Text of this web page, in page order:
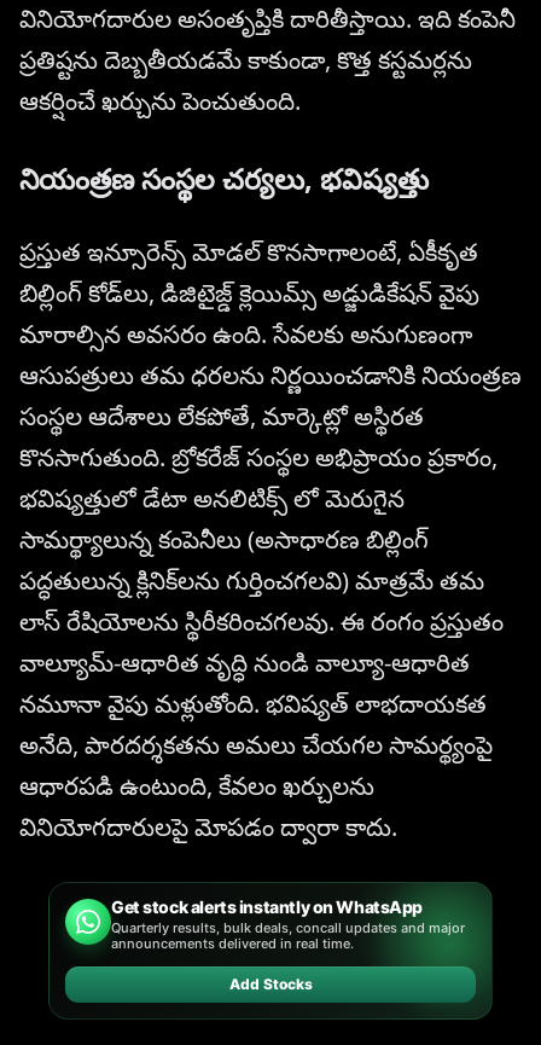
వినియోగదారుల అసంతృప్తికి దారితీస్తాయి. ఇది కంపెనీ
ప్రతిష్టను దెబ్బతీయడమే కాకుండా, కొత్త కస్టమర్లను
ఆకర్షించే ఖర్చును పెంచుతుంది.
నియంత్రణ సంస్థల చర్యలు, భవిష్యత్తు
ప్రస్తుత ఇన్సూరెన్స్ మోడల్ కొనసాగాలంటే, ఏకీకృత
బిల్లింగ్ కోడ్‌లు, డిజిటైజ్డ్ క్లెయిమ్స్ అడ్జుడికేషన్ వైపు
మారాల్సిన అవసరం ఉంది. సేవలకు అనుగుణంగా
ఆసుపత్రులు తమ ధరలను నిర్ణయించడానికి నియంత్రణ
సంస్థల ఆదేశాలు లేకపోతే, మార్కెట్లో అస్థిరత
కొనసాగుతుంది. బ్రోకరేజ్ సంస్థల అభిప్రాయం ప్రకారం,
భవిష్యత్తులో డేటా అనలిటిక్స్ లో మెరుగైన
సామర్థ్యాలున్న కంపెనీలు (అసాధారణ బిల్లింగ్
పద్ధతులున్న క్లినిక్‌లను గుర్తించగలవి) మాత్రమే తమ
లాస్ రేషియోలను స్థిరీకరించగలవు. ఈ రంగం ప్రస్తుతం
వాల్యూమ్-ఆధారిత వృద్ధి నుండి వాల్యూ-ఆధారిత
నమూనా వైపు మళ్లుతోంది. భవిష్యత్ లాభదాయకత
అనేది, పారదర్శకతను అమలు చేయగల సామర్థ్యంపై
ఆధారపడి ఉంటుంది, కేవలం ఖర్చులను
వినియోగదారులపై మోపడం ద్వారా కాదు.
Get stock alerts instantly on WhatsApp
Quarterly results, bulk deals, concall updates and major
announcements delivered in real time.
Add Stocks